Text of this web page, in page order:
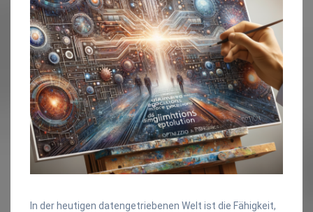
In der heutigen datengetriebenen Welt ist die Fähigkeit,